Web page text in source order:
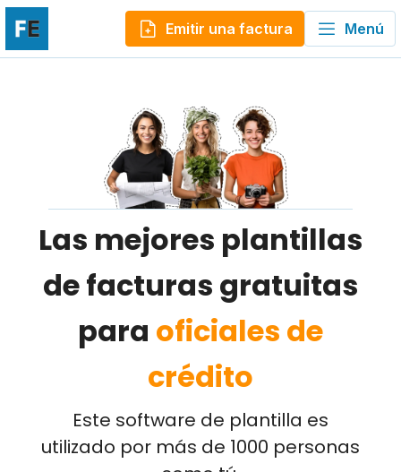
Emitir una factura Menú
Las mejores plantillas
de facturas gratuitas
para oficiales de
crédito
Este software de plantilla es
utilizado por más de 1000 personas